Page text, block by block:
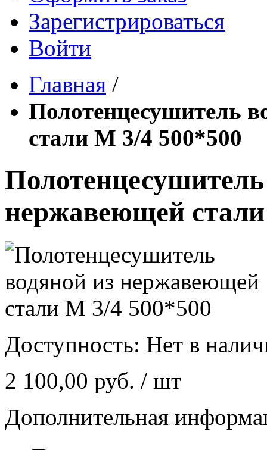
Зарегистрироваться
Войти
Главная /
Полотенцесушитель
стали М 3/4 500*500
нержавеющей
Доступность: Нет в
2 100,00 руб. / шт
Дополнительная